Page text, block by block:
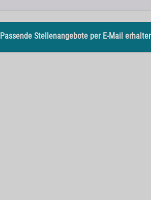
Passende Stellenangebote per E-Mail